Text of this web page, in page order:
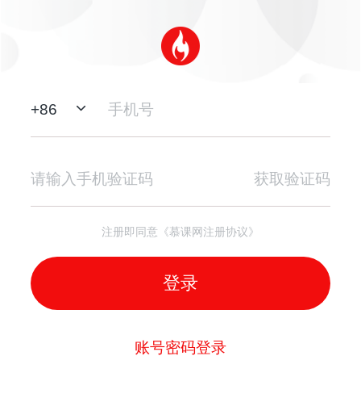
+86
获取验证码
注册即同意《慕课网注册协议》
登录
账号密码登录